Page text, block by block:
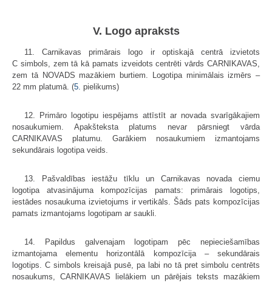
V. Logo apraksts
11. Carnikavas primārais logo ir optiskajā centrā izvietots
C simbols, zem tā kā pamats izveidots centrēti vārds CARNIKAVAS,
zem tā NOVADS mazākiem burtiem. Logotipa minimālais izmērs –
22 mm platumā. (5. pielikums)
12. Primāro logotipu iespējams attīstīt ar novada svarīgākajiem
nosaukumiem. Apakšteksta platums nevar pārsniegt vārda
CARNIKAVAS platumu. Garākiem nosaukumiem izmantojams
sekundārais logotipa veids.
13. Pašvaldības iestāžu tīklu un Carnikavas novada ciemu
logotipa atvasinājuma kompozīcijas pamats: primārais logotips,
iestādes nosaukuma izvietojums ir vertikāls. Šāds pats kompozīcijas
pamats izmantojams logotipam ar saukli.
14. Papildus galvenajam logotipam pēc nepieciešamības
izmantojama elementu horizontālā kompozīcija – sekundārais
logotips. C simbols kreisajā pusē, pa labi no tā pret simbolu centrēts
nosaukums, CARNIKAVAS lielākiem un pārējais teksts mazākiem